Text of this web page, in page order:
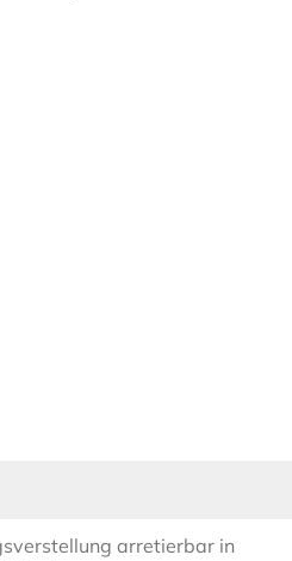
arretierbar in